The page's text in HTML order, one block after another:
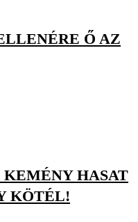
Ő AZ
HASAT
KÖTÉL!